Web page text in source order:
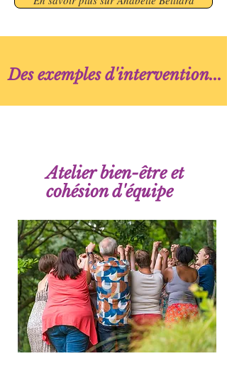
Des exemples d'intervention...
Atelier bien-être et
cohésion d'équipe